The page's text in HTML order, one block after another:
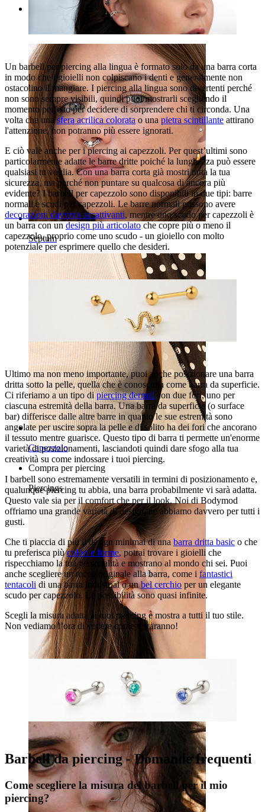
Septum
Capezzolo
Compra per piercing
Piercings
Un barbell per piercing alla lingua è formato solo da una barra corta
in modo che i gioielli non colpiscano i denti e generalmente non
ostacolino il mangiare. I piercing alla lingua sono divertenti perché
non sono sempre visibili, quindi puoi mostrarli scegliendo il
momento perfetto per decidere di sorprendere chi ti circonda. Una
volta che unasfera acrilica coloratao unapietra scintillante attirano
l'attenzione, non potranno più essere ignorati.
E ciò vale anche per i piercing ai capezzoli. Per quest’ultimi sono
particolarmente adatte le barre dritte poiché la lunghezza può essere
qualsiasi tu voglia. Con una barra corta già mostri tutta la tua
sicurezza, ma perché non puntare su qualcosa di ancora più
evidente? I barbell per capezzolo sono disponibili in due tipi: barre
normali e scudi per capezzoli. Le barre normali possono avere
decorazioni davvero accattivanti, mentre uno scudo per capezzoli è
un barra con un design più articolato che copre più o meno il
capezzolo, proprio come uno scudo - un gioiello con molto
potenziale per esprimere quello che desideri.
Ultimo ma non meno importante, puoi anche posizionare una barra
dritta sotto la pelle, quella che è conosciuta come barra da superficie.
Ci riferiamo a un tipo dipiercing dermal con due fori, uno per
ciascuna estremità della barra. Una barra da superficie (o surface
bar) differisce dalle altre barre in quanto le sue estremità sono
angolate per uscire sopra la pelle e di solito ha dei fori che ancorano
il tessuto mentre guarisce. Questo tipo di barra ti permette un'enorme
varietà di posizionamenti, lasciandoti quindi dare sfogo alla tua
creatività su come indossare i tuoi piercing.
I barbell sono estremamente versatili in termini di posizionamento e,
qualunque piercing tu abbia, una barra probabilmente vi sarà adatta.
Questo vale sia per il comfort che per il look. Noi di Bodymod
offriamo una grande varietà di design, ne abbiamo davvero per tutti i
gusti.
Che ti piaccia di più il design minimal di una barra dritta basic o che
tu preferisca piùcolori e forme, potrai trovare i gioielli che
rispecchiamo la tua personalità e mostrano al mondo chi sei. Puoi
anche scegliere un tocco originale alla barra, come i fantastici
tentacoli di una barra industrial o unbel cerchio per un elegante
scudo per capezzolo. Le possibilità sono quasi infinite.
Scegli la misura adatta ai tuoi piercing e mostra a tutti il tuo stile.
Non vediamo l’ora di vedere come ti staranno!
Barbell da piercing - Domande frequenti
Come scegliere la misura del barbell per il mio
piercing?